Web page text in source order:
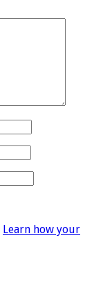
Learn how your